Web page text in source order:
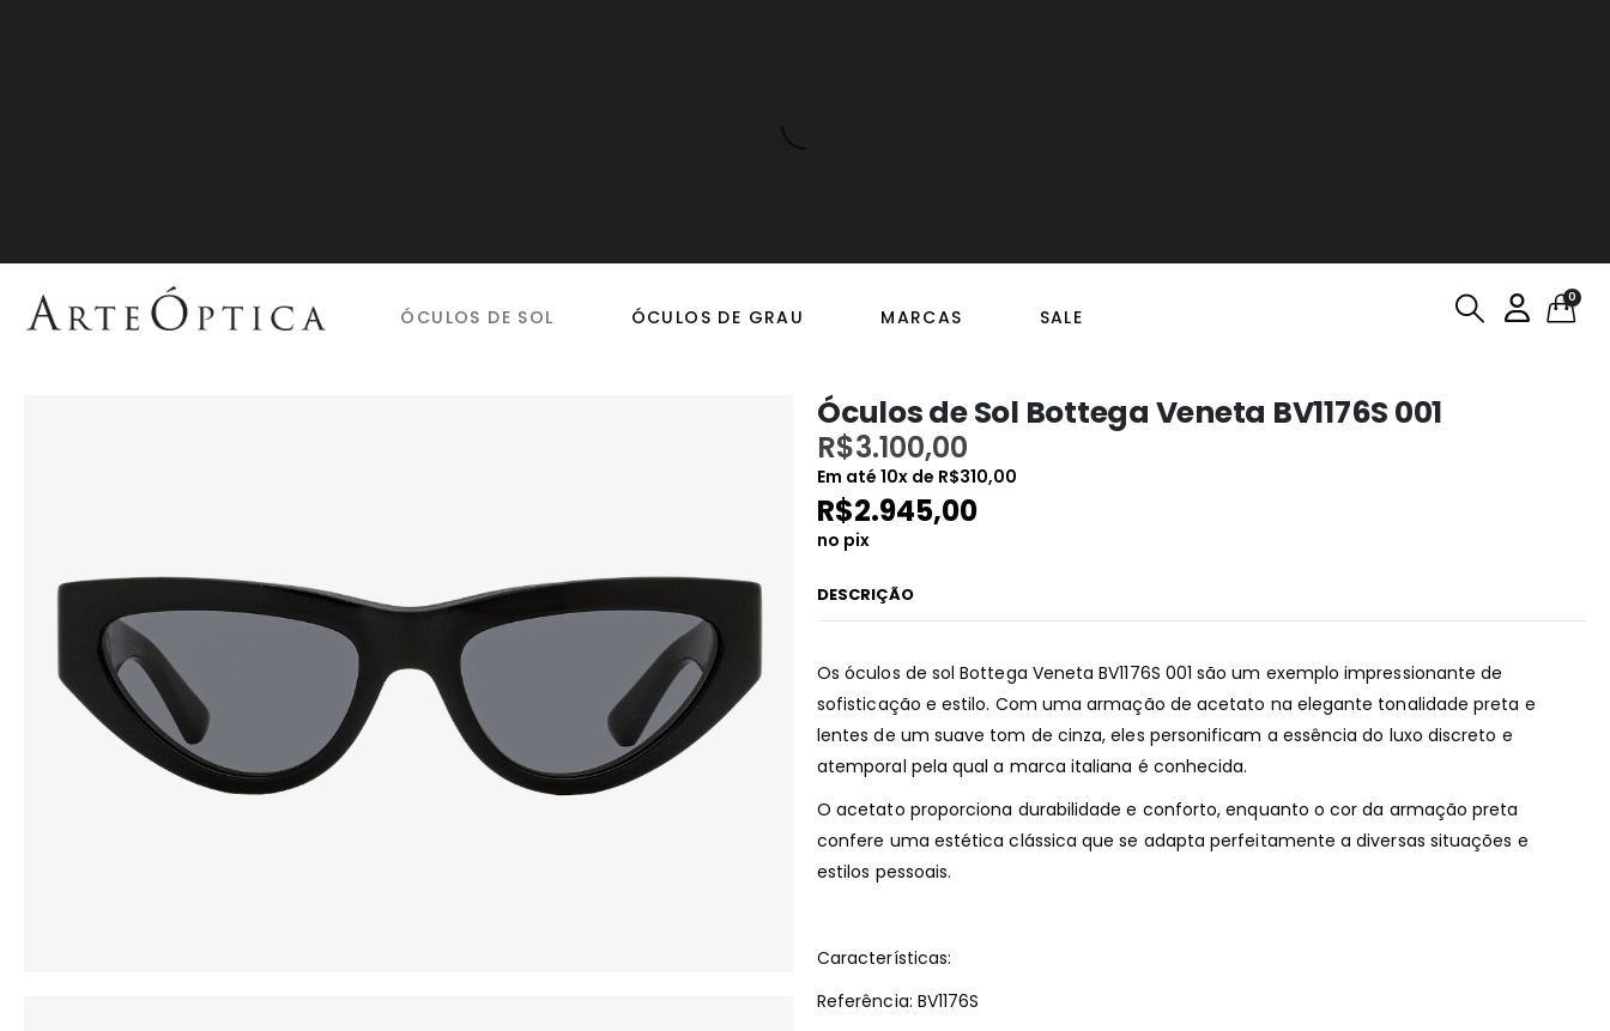
ÓCULOS DE SOL ÓCULOS DE GRAU MARCAS SALE
0
Óculos de Sol Bottega Veneta BV1176S 001
R$3.100,00
Em até 10x de R$310,00
R$2.945,00
no pix
DESCRIÇÃO
Os óculos de sol Bottega Veneta BV1176S 001 são um exemplo impressionante de
sofisticação e estilo. Com uma armação de acetato na elegante tonalidade preta e
lentes de um suave tom de cinza, eles personificam a essência do luxo discreto e
atemporal pela qual a marca italiana é conhecida.
O acetato proporciona durabilidade e conforto, enquanto o cor da armação preta
confere uma estética clássica que se adapta perfeitamente a diversas situações e
estilos pessoais.
Características:
Referência: BV1176S